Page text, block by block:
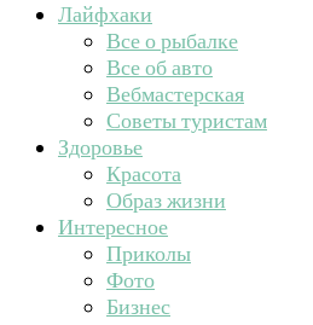
Лайфхаки
Все о рыбалке
Все об авто
Вебмастерская
Советы туристам
Здоровье
Красота
Образ жизни
Интересное
Приколы
Фото
Бизнес